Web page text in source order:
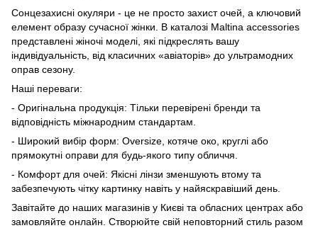
Сонцезахисні окуляри - це не просто захист очей, а ключовий
елемент образу сучасної жінки. В каталозі Maltina accessories
представлені жіночі моделі, які підкреслять вашу
індивідуальність, від класичних «авіаторів» до ультрамодних
оправ сезону.
Наші переваги:
- Оригінальна продукція: Тільки перевірені бренди та
відповідність міжнародним стандартам.
- Широкий вибір форм: Oversize, котяче око, круглі або
прямокутні оправи для будь-якого типу обличчя.
- Комфорт для очей: Якісні лінзи зменшують втому та
забезпечують чітку картинку навіть у найяскравіший день.
Завітайте до наших магазинів у Києві та обласних центрах або
замовляйте онлайн. Створюйте свій неповторний стиль разом